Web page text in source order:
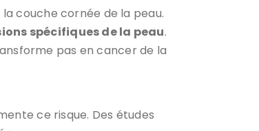
couche cornée de la peau.
spécifiques de la peau.
pas en cancer de la
ce risque. Des études